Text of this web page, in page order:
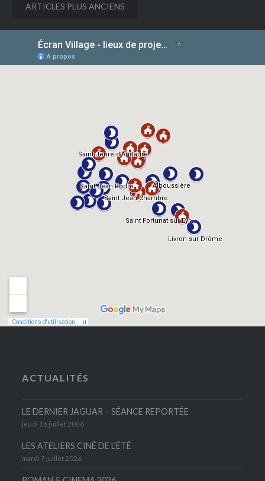
Navigation
articles
ARTICLES PLUS ANCIENS
ACTUALITÉS
LE DERNIER JAGUAR – SÉANCE REPORTÉE
jeudi 16 juillet 2026
LES ATELIERS CINÉ DE L’ÉTÉ
mardi 7 juillet 2026